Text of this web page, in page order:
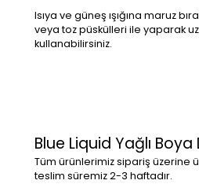
Isıya ve güneş ışığına maruz
veya toz püskülleri ile yaparak
kullanabilirsiniz.
Blue Liquid Yağlı
Tüm ürünlerimiz sipariş üzerine
teslim süremiz 2-3 haftadır.